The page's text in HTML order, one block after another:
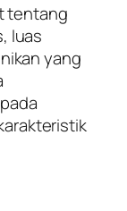
tentang
luas
yang